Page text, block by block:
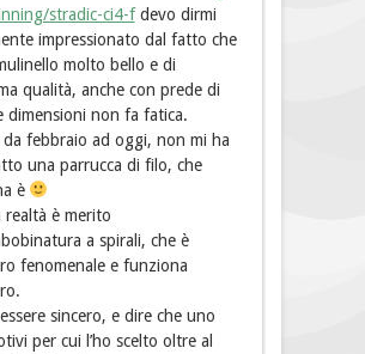
stradic-ci4-fdevo dirmi
impressionato dal fatto che
molto bello e di
qualità, anche con prede di
dimensioni non fa fatica.
da febbraio ad oggi, non mi ha
una parrucca di filo, che
è
realtà è merito
a spirali, che è
fenomenale e funziona
sincero, e dire che uno
per cui l’ho scelto oltre al